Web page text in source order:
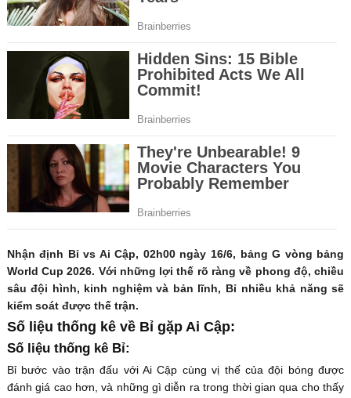
Nhận định Bỉ vs Ai Cập, 02h00 ngày 16/6, bảng G vòng bảng
World Cup 2026. Với những lợi thế rõ ràng về phong độ, chiều
sâu đội hình, kinh nghiệm và bản lĩnh, Bỉ nhiều khả năng sẽ
kiểm soát được thế trận.
Số liệu thống kê về Bỉ gặp Ai Cập:
Số liệu thống kê Bỉ:
Bỉ bước vào trận đấu với Ai Cập cùng vị thế của đội bóng được
đánh giá cao hơn, và những gì diễn ra trong thời gian qua cho thấy